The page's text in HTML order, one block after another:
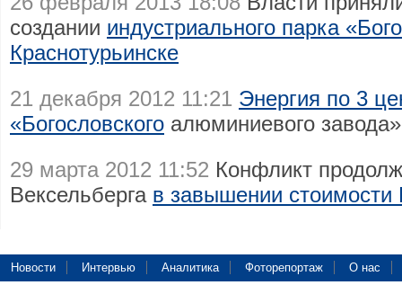
создании индустриального парка
Краснотурьинске
21 декабря 2012 11:21 Энергия по 3
«Богословского алюминиевого
29 марта 2012 11:52 Конфликт
Вексельберга в завышении стоимости
Новости Интервью Аналитика Фоторепортаж О нас